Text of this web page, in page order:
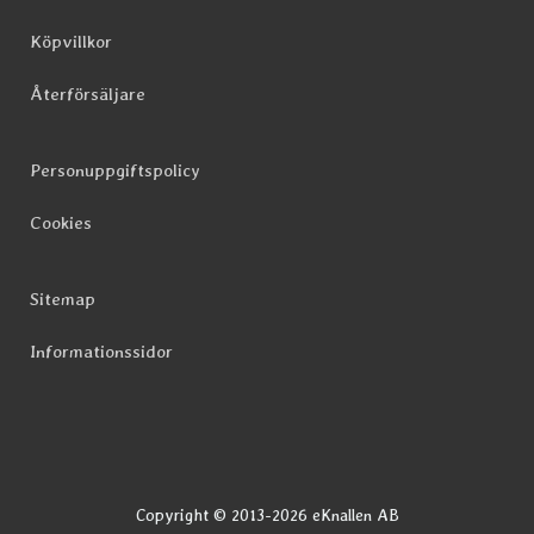
Köpvillkor
Återförsäljare
Personuppgiftspolicy
Cookies
Sitemap
Informationssidor
Copyright © 2013-2026 eKnallen AB